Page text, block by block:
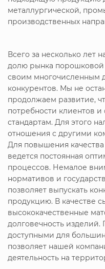
металлургической,
производственных
Всего за несколько лет
долю рынка порошковой
своим многочисленным
конкурентов. Мы не
продолжаем развитие,
потребности клиентов и
стандартам. Для этого
отношения с другими
Для повышения
ведется постоянная
процессов. Немалое
нормативов и
позволяет выпускать
продукцию. В качестве
высококачественные
долговечность
доступными для
позволяет нашей
деятельность на